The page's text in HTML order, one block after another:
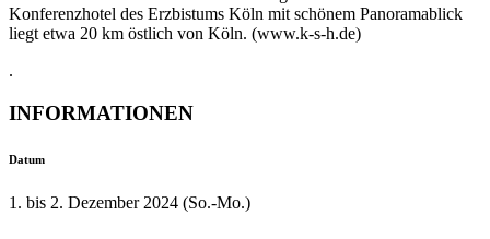
Konferenzhotel des Erzbistums Köln mit schönem Panoramablick
liegt etwa 20 km östlich von Köln. (www.k-s-h.de)
.
INFORMATIONEN
Datum
1. bis 2. Dezember 2024 (So.-Mo.)